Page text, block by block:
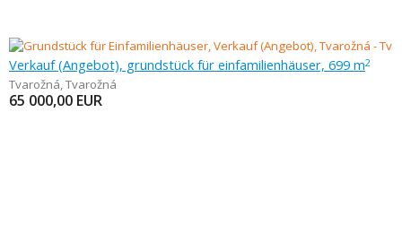
Verkauf (Angebot), grundstück für einfamilienhäuser, 699 m2
Tvarožná,Tvarožná
65 000,00 EUR